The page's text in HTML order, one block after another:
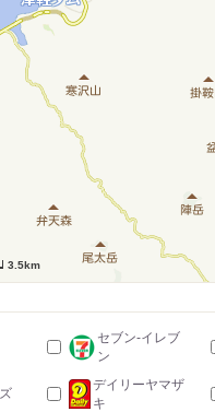
3.5km
セブン-イレブ
ン
デイリーヤマザ
キ